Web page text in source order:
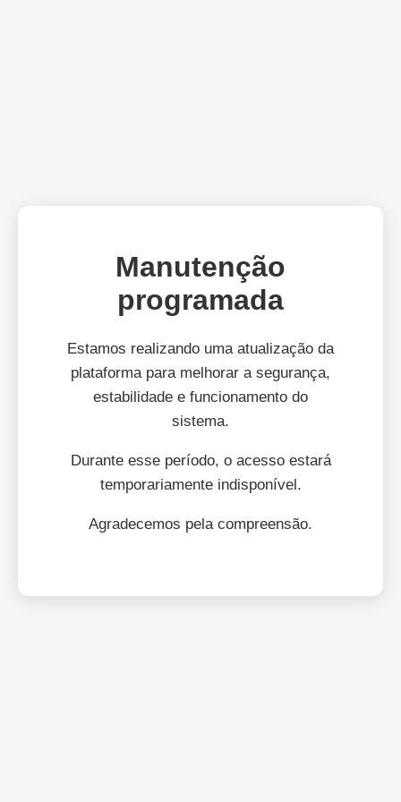
Manutenção
programada
Estamos realizando uma atualização da
plataforma para melhorar a segurança,
estabilidade e funcionamento do
sistema.
Durante esse período, o acesso estará
temporariamente indisponível.
Agradecemos pela compreensão.